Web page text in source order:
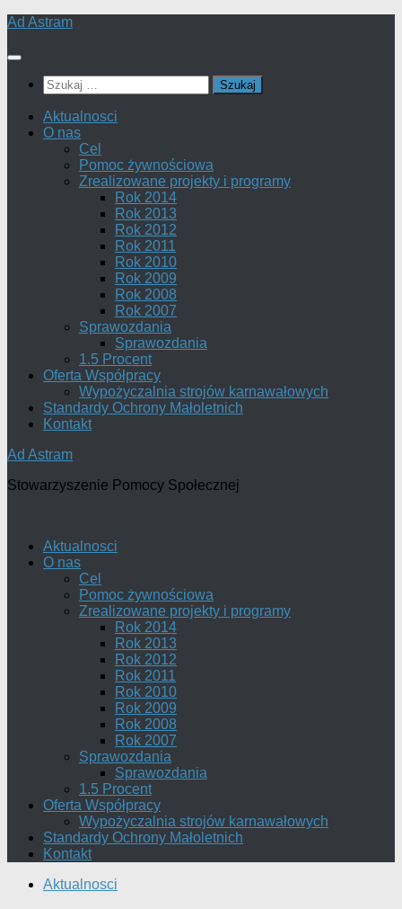
Skip
content
Ad Astram
Szukaj:
Aktualnosci
O nas
Cel
Pomoc żywnościowa
Zrealizowane projekty i programy
Rok 2014
Rok 2013
Rok 2012
Rok 2011
Rok 2010
Rok 2009
Rok 2008
Rok 2007
Sprawozdania
Sprawozdania
1.5 Procent
Oferta Współpracy
Wypożyczalnia strojów karnawałowych
Standardy Ochrony Małoletnich
Kontakt
Ad Astram
Stowarzyszenie Pomocy Społecznej
Aktualnosci
O nas
Cel
Pomoc żywnościowa
Zrealizowane projekty i programy
Rok 2014
Rok 2013
Rok 2012
Rok 2011
Rok 2010
Rok 2009
Rok 2008
Rok 2007
Sprawozdania
Sprawozdania
1.5 Procent
Oferta Współpracy
Wypożyczalnia strojów karnawałowych
Standardy Ochrony Małoletnich
Kontakt
Aktualnosci